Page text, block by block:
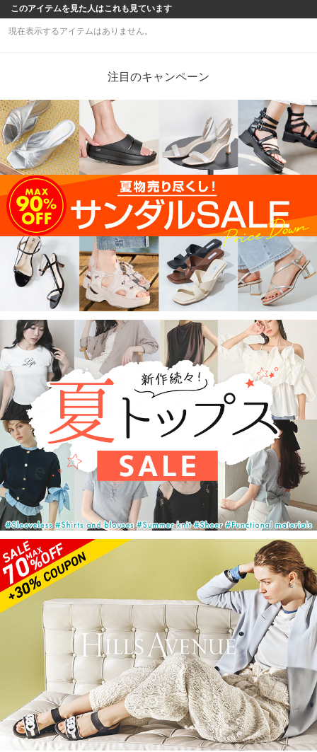
このアイテムを見た人はこれも見ています
現在表示するアイテムはありません。
注目のキャンペーン